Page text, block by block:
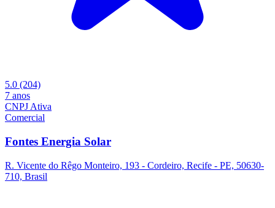
5.0 (204)
7 anos
CNPJ Ativa
Comercial
Fontes Energia Solar
R. Vicente do Rêgo Monteiro, 193 - Cordeiro, Recife - PE, 50630-
710, Brasil